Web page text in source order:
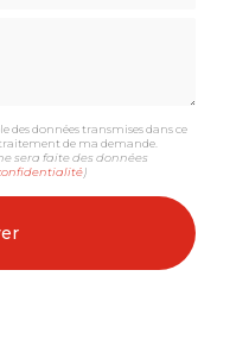
des données transmises dans ce
de ma demande.
sera faite des données
)